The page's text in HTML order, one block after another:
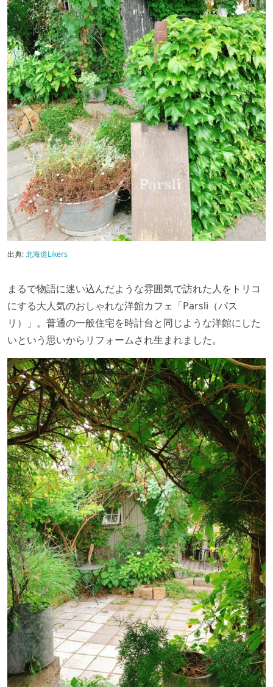
出典:北海道Likers
まるで物語に迷い込んだような雰囲気で訪れた人をトリコ
にする大人気のおしゃれな洋館カフェ「Parsli（パス
リ）」。普通の一般住宅を時計台と同じような洋館にした
いという思いからリフォームされ生まれました。